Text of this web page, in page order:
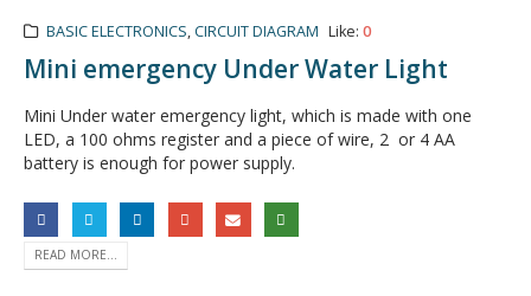
BASIC ELECTRONICS,CIRCUIT DIAGRAM Like: 0
Mini emergency Under Water Light
Mini Under water emergency light, which is made with one
LED, a 100 ohms register and a piece of wire, 2 or 4 AA
battery is enough for power supply.
READ MORE...